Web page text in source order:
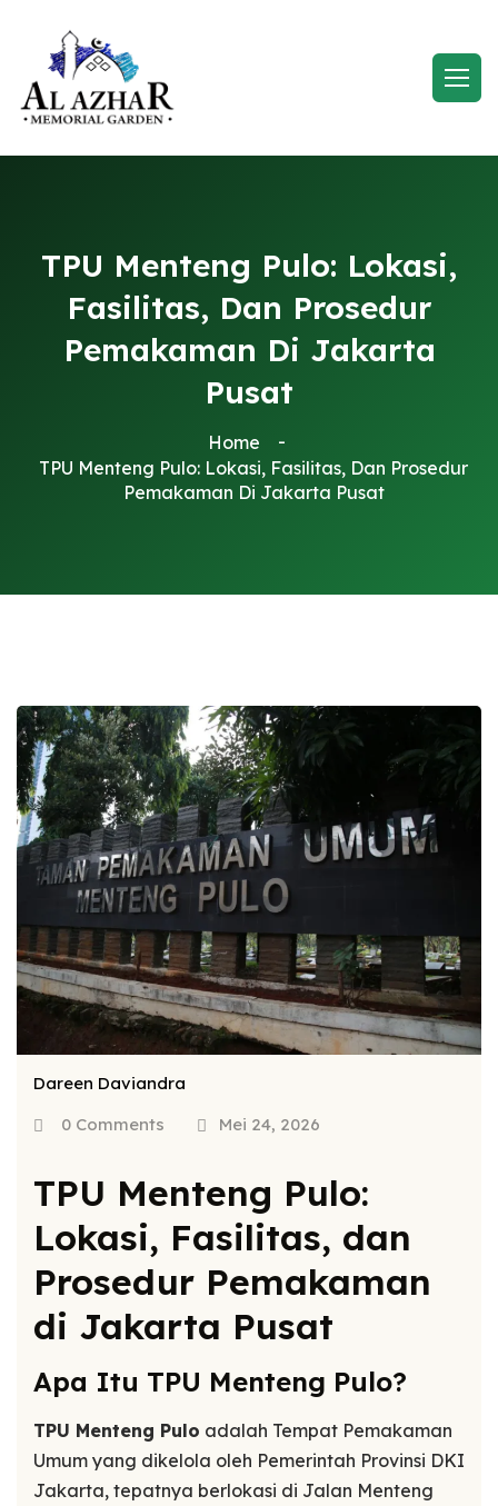
TPU Menteng Pulo: Lokasi,
Fasilitas, Dan Prosedur
Pemakaman Di Jakarta
Pusat
Home
TPU Menteng Pulo: Lokasi, Fasilitas, Dan Prosedur
Pemakaman Di Jakarta Pusat
Dareen Daviandra
0 Comments
Mei 24, 2026
TPU Menteng Pulo:
Lokasi, Fasilitas, dan
Prosedur Pemakaman
di Jakarta Pusat
Apa Itu TPU Menteng Pulo?
TPU Menteng Pulo adalah Tempat Pemakaman
Umum yang dikelola oleh Pemerintah Provinsi DKI
Jakarta, tepatnya berlokasi di Jalan Menteng